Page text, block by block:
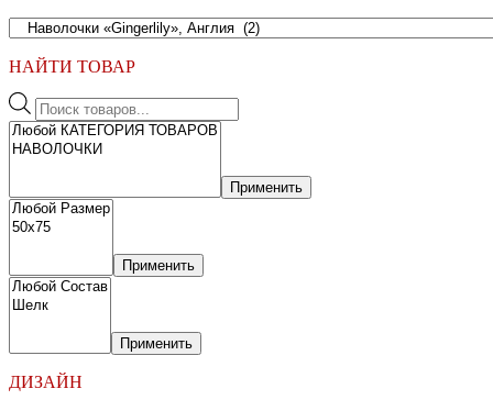
НАЙТИ ТОВАР
Поиск
товаров
Применить
Применить
Применить
ДИЗАЙН